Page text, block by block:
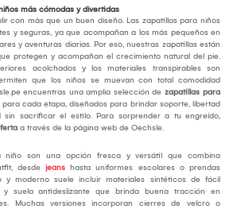
más cómodas y divertidas
con más que un buen diseño. Las zapatillas para niños
y seguras, ya que acompañan a los más pequeños en
y aventuras diarias. Por eso, nuestras zapatillas están
protegen y acompañan el crecimiento natural del pie.
acolchados y los materiales transpirables son
que los niños se muevan con total comodidad
encuentras una amplia selección de zapatillas para
cada etapa, diseñados para brindar soporte, libertad
sin sacrificar el estilo. Para sorprender a tu engreído,
a través de la página web de Oechsle.
niño son una opción fresca y versátil que combina
desde jeans hasta uniformes escolares o prendas
y moderno suele incluir materiales sintéticos de fácil
y suela antideslizante que brinda buena tracción en
Muchas versiones incorporan cierres de velcro o